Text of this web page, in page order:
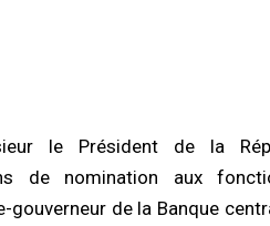
le Président de la
de nomination aux
gouverneur de la Banque
à 729 milliards FCFA
07/08/2026 à
Magal